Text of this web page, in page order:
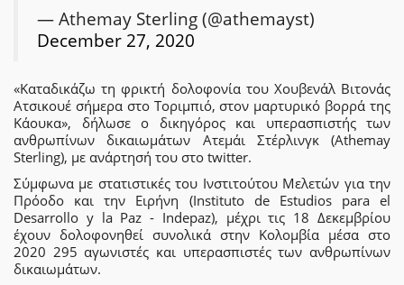
— Athemay Sterling (@athemayst)
December 27, 2020
«Καταδικάζω τη φρικτή δολοφονία του Χουβενάλ Βιτονάς
Ατσικουέ σήμερα στο Τοριμπιό, στον μαρτυρικό βορρά της
Κάουκα», δήλωσε ο δικηγόρος και υπερασπιστής των
ανθρωπίνων δικαιωμάτων Ατεμάι Στέρλινγκ (Athemay
Sterling), με ανάρτησή του στο twitter.
Σύμφωνα με στατιστικές του Ινστιτούτου Μελετών για την
Πρόοδο και την Ειρήνη (Instituto de Estudios para el
Desarrollo y la Paz - Indepaz), μέχρι τις 18 Δεκεμβρίου
έχουν δολοφονηθεί συνολικά στην Κολομβία μέσα στο
2020 295 αγωνιστές και υπερασπιστές των ανθρωπίνων
δικαιωμάτων.